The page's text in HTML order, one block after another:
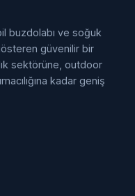
buzdolabı ve soğuk
güvenilir bir
sektörüne, outdoor
kadar geniş